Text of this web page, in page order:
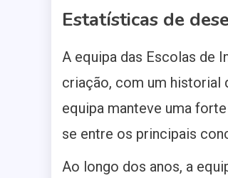
Estatísticas de
A equipa das Escolas de
criação, com um historial
equipa manteve uma
se entre os principais
Ao longo dos anos, a